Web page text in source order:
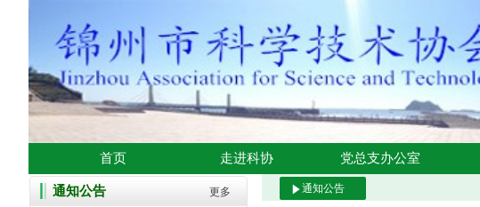
首页 走进科协 党总支办公室
更多
通知公告 通知公告